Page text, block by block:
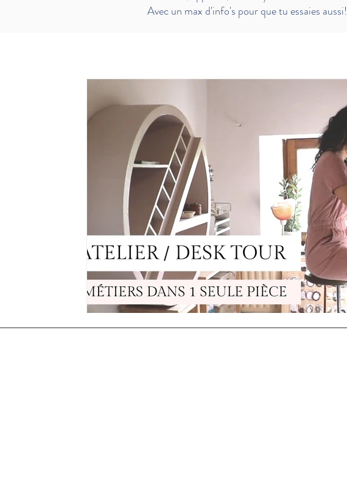
Avec un max d'info's pour que tu essaies aussi!